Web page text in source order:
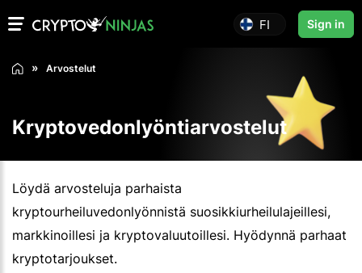
FI Sign in
Arvostelut
Kryptovedonlyöntiarvostelut
Löydä arvosteluja parhaista
kryptourheiluvedonlyönnistä suosikkiurheilulajeillesi,
markkinoillesi ja kryptovaluutoillesi. Hyödynnä parhaat
kryptotarjoukset.